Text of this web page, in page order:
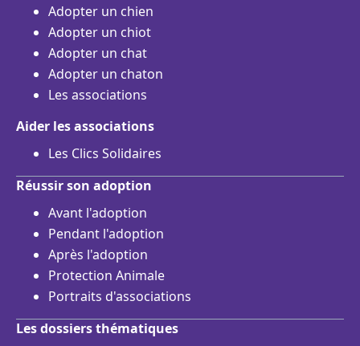
Adopter un chien
Adopter un chiot
Adopter un chat
Adopter un chaton
Les associations
Aider les associations
Les Clics Solidaires
Réussir son adoption
Avant l'adoption
Pendant l'adoption
Après l'adoption
Protection Animale
Portraits d'associations
Les dossiers thématiques